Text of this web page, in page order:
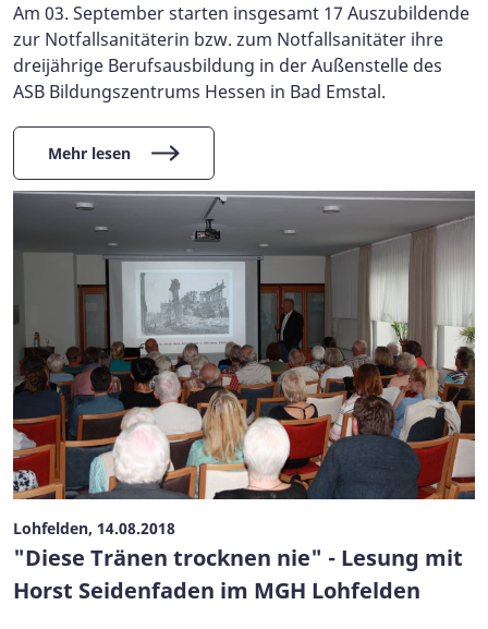
Am 03. September starten insgesamt 17 Auszubildende
zur Notfallsanitäterin bzw. zum Notfallsanitäter ihre
dreijährige Berufsausbildung in der Außenstelle des
ASB Bildungszentrums Hessen in Bad Emstal.
Mehr lesen
Lohfelden, 14.08.2018
"Diese Tränen trocknen nie" - Lesung mit
Horst Seidenfaden im MGH Lohfelden